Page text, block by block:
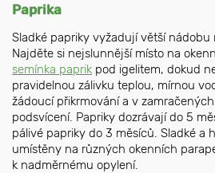
Paprika
Sladké papriky vyžadují větší nádobu
Najděte si nejslunnější místo na
semínka paprik pod igelitem, dokud
pravidelnou zálivku teplou, mírnou
žádoucí přikrmování a v
podsvícení. Papriky dozrávají do 5
pálivé papriky do 3 měsíců. Sladké a
umístěny na různých okenních
k nadměrnému opylení.